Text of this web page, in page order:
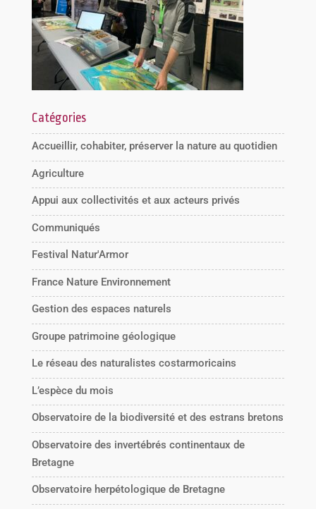
Catégories
Accueillir, cohabiter, préserver la nature au quotidien
Agriculture
Appui aux collectivités et aux acteurs privés
Communiqués
Festival Natur'Armor
France Nature Environnement
Gestion des espaces naturels
Groupe patrimoine géologique
Le réseau des naturalistes costarmoricains
L’espèce du mois
Observatoire de la biodiversité et des estrans bretons
Observatoire des invertébrés continentaux de
Bretagne
Observatoire herpétologique de Bretagne